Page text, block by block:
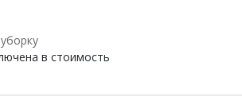
в стоимость